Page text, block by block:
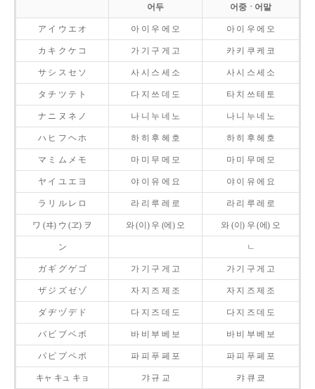
어두 어중ㆍ어말
ア イ ウ エ オ 아 이 우 에 오 아 이 우 에 오
カ キ ク ケ コ 가 기 구 게 고 카 키 쿠 케 코
サ シ ス セ ソ 사 시 스 세 소 사 시 스 세 소
タ チ ツ テ ト 다 지 쓰 데 도 타 치 쓰 테 토
ナ ニ ヌ ネ ノ 나 니 누 네 노 나 니 누 네 노
ハ ヒ フ ヘ ホ 하 히 후 헤 호 하 히 후 헤 호
マ ミ ム メ モ 마 미 무 메 모 마 미 무 메 모
ヤ イ ユ エ ヨ 야 이 유 에 요 야 이 유 에 요
ラ リ ル レ ロ 라 리 루 레 로 라 리 루 레 로
ワ (ヰ) ウ (ヱ) ヲ 와 (이) 우 (에) 오 와 (이) 우 (에) 오
ン ㄴ
ガ ギ グ ゲ ゴ 가 기 구 게 고 가 기 구 게 고
ザ ジ ズ ゼ ゾ 자 지 즈 제 조 자 지 즈 제 조
ダ ヂ ヅ デ ド 다 지 즈 데 도 다 지 즈 데 도
バ ビ ブ ベ ボ 바 비 부 베 보 바 비 부 베 보
パ ピ プ ペ ポ 파 피 푸 페 포 파 피 푸 페 포
キャ キュ キョ 갸 규 교 캬 큐 쿄